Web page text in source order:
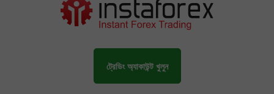
ট্রেডিং অ্যাকাউন্ট খুলুন